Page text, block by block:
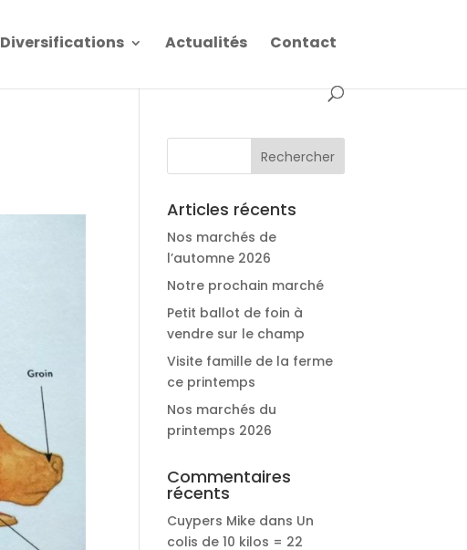
Diversifications Actualités Contact
Articles récents
Nos marchés de
l’automne 2026
Notre prochain marché
Petit ballot de foin à
vendre sur le champ
Visite famille de la ferme
ce printemps
Nos marchés du
printemps 2026
Commentaires
récents
Cuypers Mike dans Un
colis de 10 kilos = 22